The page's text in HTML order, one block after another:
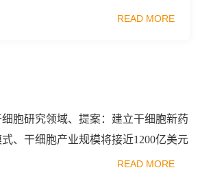
会、瑞士日内瓦长寿科学...
READ MORE
胞研究领域、提案：建立干细胞新药
、干细胞产业规模将接近1200亿美元
READ MORE